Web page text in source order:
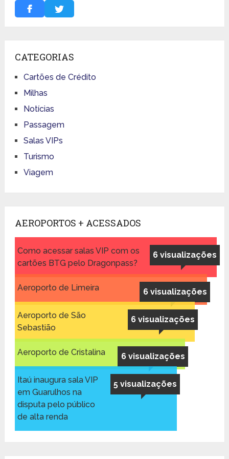
CATEGORIAS
Cartões de Crédito
Milhas
Notícias
Passagem
Salas VIPs
Turismo
Viagem
AEROPORTOS + ACESSADOS
6 visualizações
Como acessar salas VIP com os
cartões BTG pelo Dragonpass?
6 visualizações
Aeroporto de Limeira
6 visualizações
Aeroporto de São
Sebastião
6 visualizações
Aeroporto de Cristalina
5 visualizações
Itaú inaugura sala VIP
em Guarulhos na
disputa pelo público
de alta renda